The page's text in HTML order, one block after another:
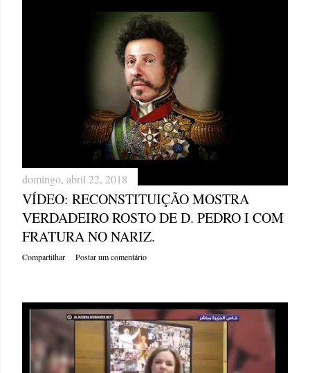
domingo, abril 22, 2018
VÍDEO: RECONSTITUIÇÃO MOSTRA
VERDADEIRO ROSTO DE D. PEDRO I COM
FRATURA NO NARIZ.
Compartilhar Postar um comentário